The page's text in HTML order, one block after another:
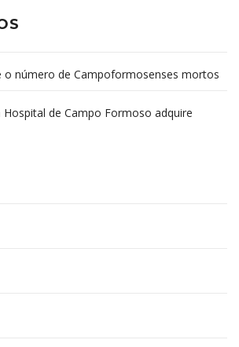
o número de Campoformosenses mortos
que morreram em desabamentos são
Hospital de Campo Formoso adquire